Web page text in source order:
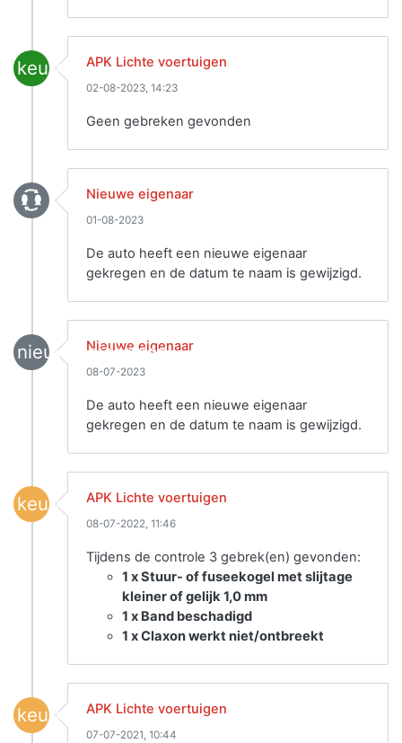
keuring APK Lichte voertuigen
02-08-2023, 14:23
Geen gebreken gevonden
Nieuwe eigenaar
01-08-2023
De auto heeft een nieuwe eigenaar
gekregen en de datum te naam is gewijzigd.
nieuwe_eigenaar
Nieuwe eigenaar
08-07-2023
De auto heeft een nieuwe eigenaar
gekregen en de datum te naam is gewijzigd.
keuring APK Lichte voertuigen
08-07-2022, 11:46
Tijdens de controle 3 gebrek(en) gevonden:
1 x Stuur- of fuseekogel met slijtage
kleiner of gelijk 1,0 mm
1 x Band beschadigd
1 x Claxon werkt niet/ontbreekt
keuring APK Lichte voertuigen
07-07-2021, 10:44